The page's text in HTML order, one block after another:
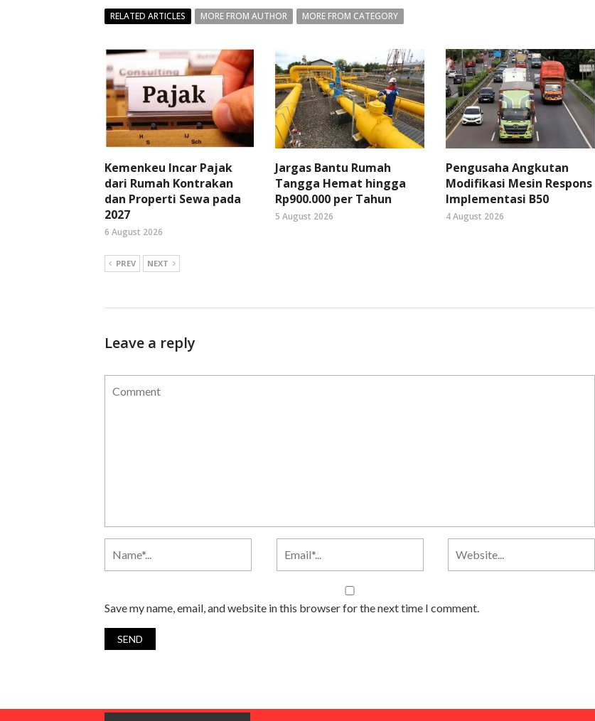
RELATED ARTICLES MORE FROM AUTHOR MORE FROM CATEGORY
Kemenkeu Incar Pajak
dari Rumah Kontrakan
dan Properti Sewa pada
2027
6 August 2026
Jargas Bantu Rumah
Tangga Hemat hingga
Rp900.000 per Tahun
5 August 2026
Pengusaha Angkutan
Modifikasi Mesin Respons
Implementasi B50
4 August 2026
PREV NEXT
Leave a reply
Save my name, email, and website in this browser for the next time I comment.